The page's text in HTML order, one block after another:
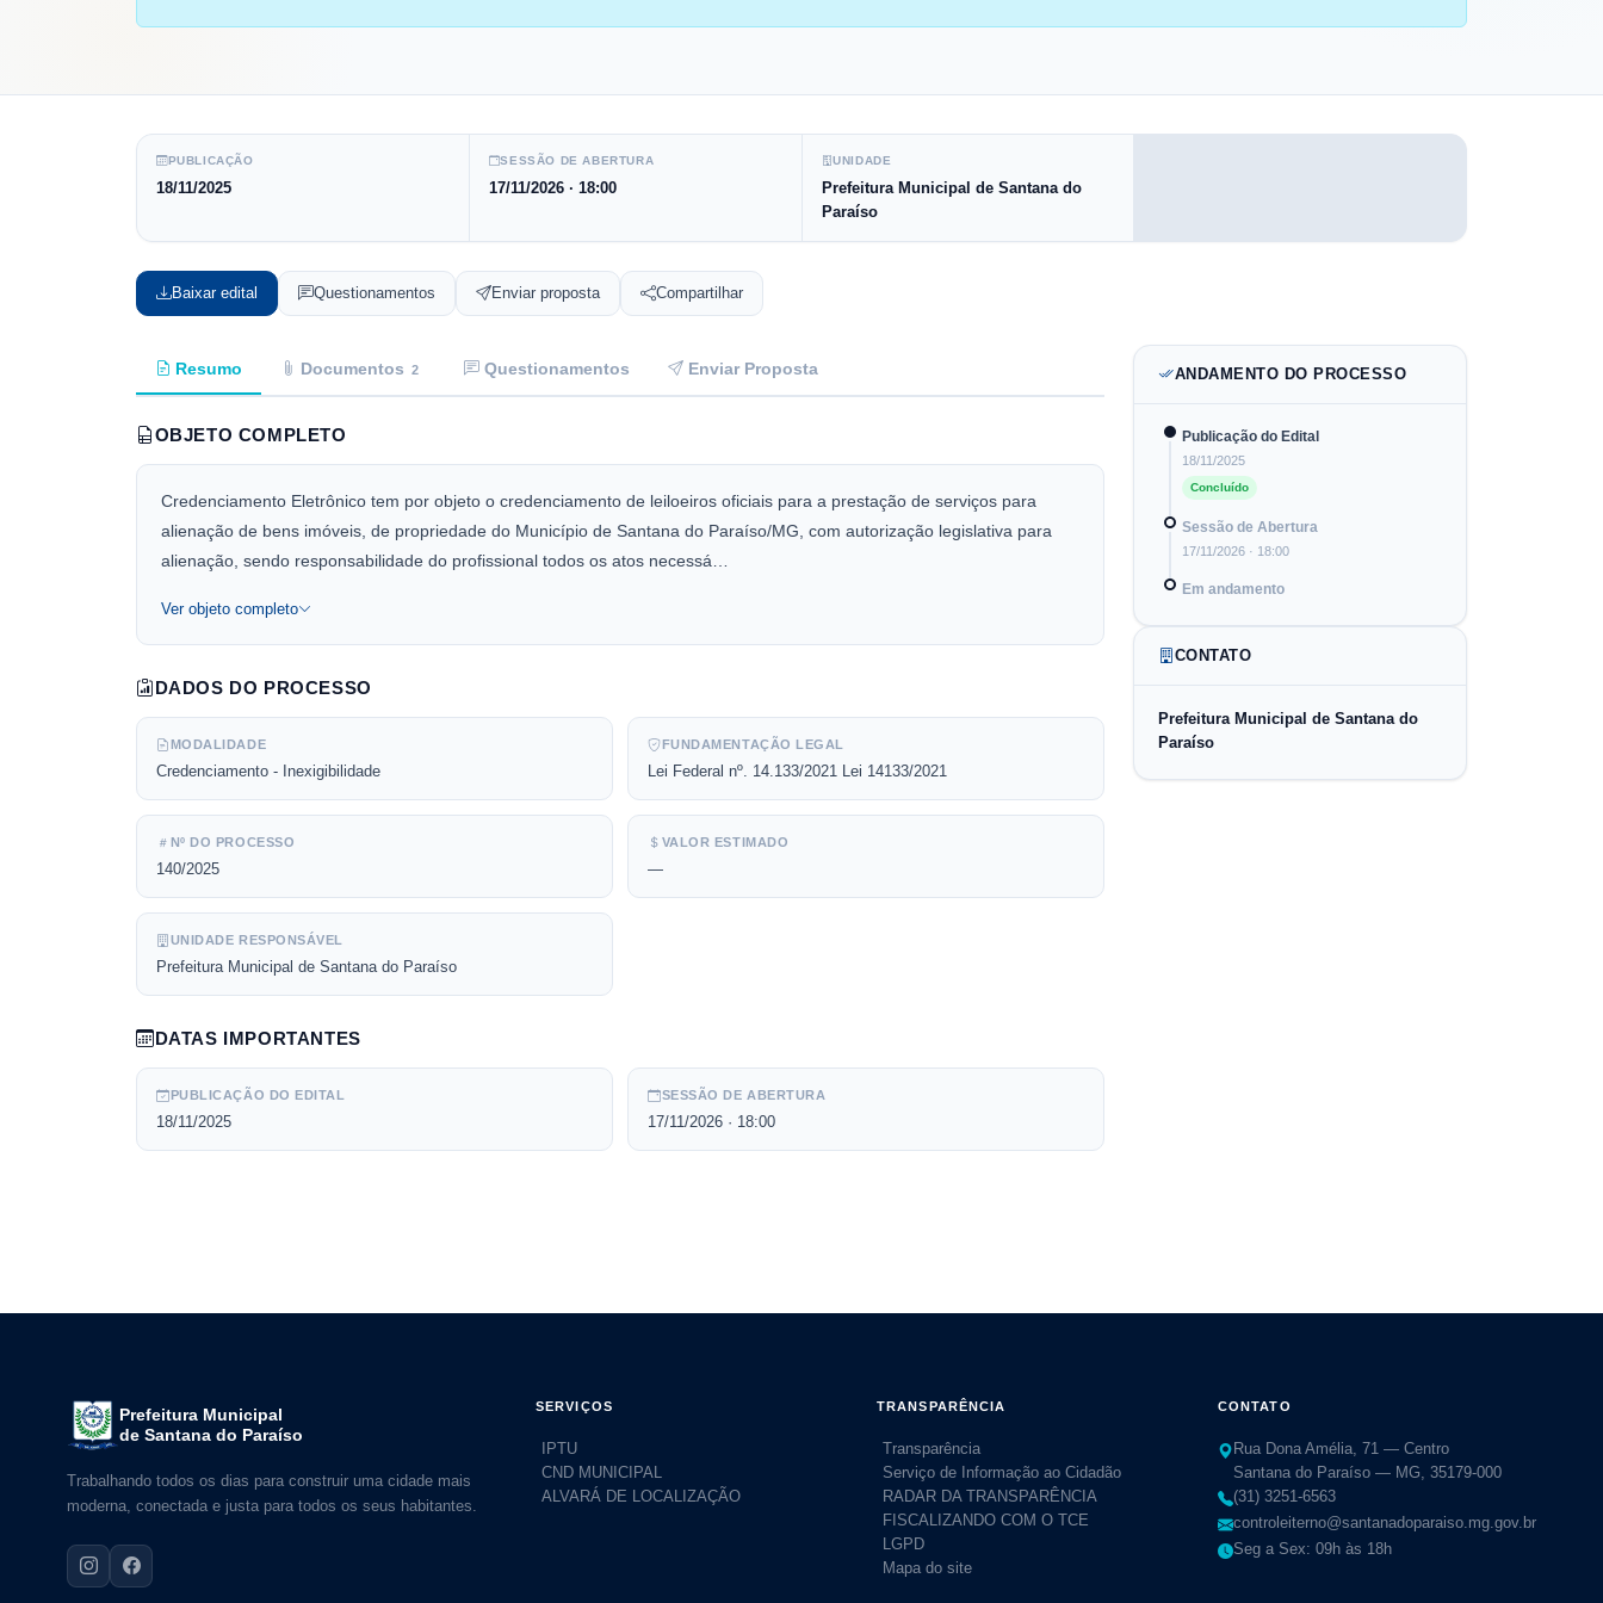
PUBLICAÇÃO
18/11/2025
SESSÃO DE ABERTURA
17/11/2026· 18:00
UNIDADE
Prefeitura Municipal de Santana do
Paraíso
Baixar edital Questionamentos Enviar proposta Compartilhar
Resumo Documentos 2 Questionamentos Enviar Proposta
OBJETO COMPLETO
Credenciamento Eletrônico tem por objeto o credenciamento de leiloeiros oficiais para a prestação de serviços para
alienação de bens imóveis, de propriedade do Município de Santana do Paraíso/MG, com autorização legislativa para
alienação, sendo responsabilidade do profissional todos os atos necessá…
Ver objeto completo
DADOS DO PROCESSO
MODALIDADE
Credenciamento - Inexigibilidade
FUNDAMENTAÇÃO LEGAL
Lei Federal nº. 14.133/2021 Lei 14133/2021
Nº DO PROCESSO
140/2025
VALOR ESTIMADO
—
UNIDADE RESPONSÁVEL
Prefeitura Municipal de Santana do Paraíso
DATAS IMPORTANTES
PUBLICAÇÃO DO EDITAL
18/11/2025
SESSÃO DE ABERTURA
17/11/2026 · 18:00
ANDAMENTO DO PROCESSO
Publicação do Edital
18/11/2025
Concluído
Sessão de Abertura
17/11/2026 · 18:00
Em andamento
CONTATO
Prefeitura Municipal de Santana do
Paraíso
Prefeitura Municipal
de Santana do Paraíso
Trabalhando todos os dias para construir uma cidade mais
moderna, conectada e justa para todos os seus habitantes.
SERVIÇOS
IPTU
CND MUNICIPAL
ALVARÁ DE LOCALIZAÇÃO
TRANSPARÊNCIA
Transparência
Serviço de Informação ao Cidadão
RADAR DA TRANSPARÊNCIA
FISCALIZANDO COM O TCE
LGPD
Mapa do site
CONTATO
Rua Dona Amélia, 71 — Centro
Santana do Paraíso — MG, 35179-000
(31) 3251-6563
controleiterno@santanadoparaiso.mg.gov.br
Seg a Sex: 09h às 18h